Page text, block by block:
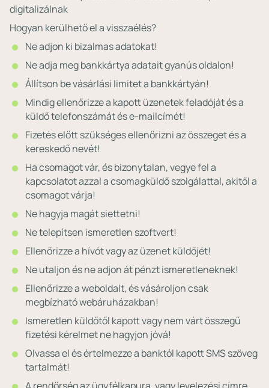
digitalizálnak
Hogyan kerülhető el a visszaélés?
Ne adjon ki bizalmas adatokat!
Ne adja meg bankkártya adatait gyanús oldalon!
Állítson be vásárlási limitet a bankkártyán!
Mindig ellenőrizze a kapott üzenetek feladóját és a
küldő telefonszámát és e-mailcímét!
Fizetés előtt szükséges ellenőrizni az összeget és a
kereskedő nevét!
Ha csomagot vár, és bizonytalan, vegye fel a
kapcsolatot azzal a csomagküldő szolgálattal, akitől a
csomagot várja!
Ne hagyja magát siettetni!
Ne telepítsen ismeretlen szoftvert!
Ellenőrizze a hívót vagy az üzenet küldőjét!
Ne utaljon és ne adjon át pénzt ismeretleneknek!
Ellenőrizze a weboldalt, és vásároljon csak
megbízható webáruházakban!
Ismeretlen küldőtől kapott vagy nem várt összegű
fizetési kérelmet ne hagyjon jóvá!
Olvassa el és értelmezze a banktól kapott SMS szöveg
tartalmát!